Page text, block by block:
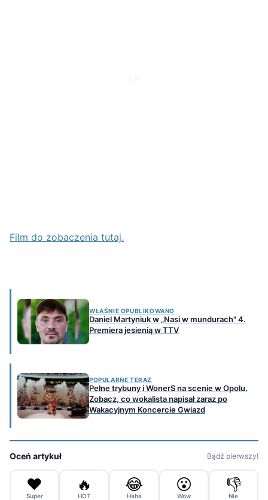
Film do zobaczenia tutaj.
WŁAŚNIE OPUBLIKOWANO
Daniel Martyniuk w „Nasi w mundurach" 4.
Premiera jesienią w TTV
POPULARNE TERAZ
Pełne trybuny i WonerS na scenie w Opolu.
Zobacz, co wokalista napisał zaraz po
Wakacyjnym Koncercie Gwiazd
Oceń artykuł Bądź pierwszy!
❤️
Super
🔥
HOT
😂
Haha
😮
Wow
👎
Nie